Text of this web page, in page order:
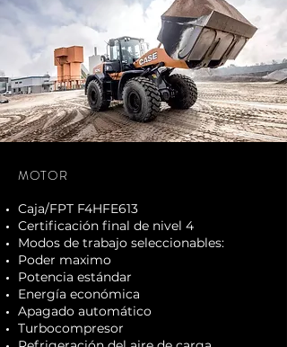
MOTOR
Caja/FPT F4HFE613
Certificación final de nivel 4
Modos de trabajo seleccionables:
Poder maximo
Potencia estándar
Energía económica
Apagado automático
Turbocompresor